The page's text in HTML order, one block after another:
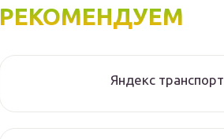
РЕКОМЕНДУЕМ
Яндекс транспорт